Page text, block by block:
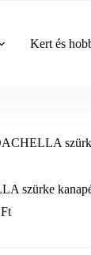
Kert és
szürke
Ft